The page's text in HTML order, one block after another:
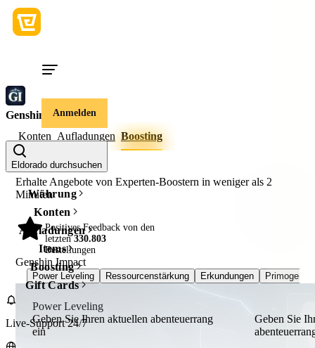
Anmelden
Eldorado durchsuchen
Währung
Konten
Aufladungen
Items
Boosting
Gift Cards
Live-Support 24/7
Genshin Impact
Konten Aufladungen Boosting
Erhalte Angebote von Experten-Boostern in weniger als 2
Minuten
Positives Feedback von den
letzten330.803
Bestellungen
Genshin Impact
Power Leveling Ressourcenstärkung Erkundungen Primogem-
Power Leveling
Geben Sie Ihren aktuellen abenteuerrang
ein
Geben Sie